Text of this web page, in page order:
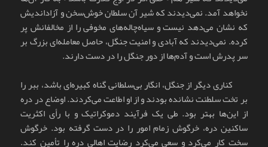
نخواهد آمد. نمی‌دیدند که شیر آن سلطان خوش‌سخن و آزاداندیش
که نشان می‌دهد نیست و سیاه‌چاله‌های مخوفی را از مخالفانش پر
کرده. نمی‌دیدند که آبادی و امنیت جنگل، حاصل معامله‌ای بزرگ بر
سر پدرش است و آدم‌ها از دور جنگل را در دست دارند.
کناری دیگر از جنگل، انگار بی‌سلطانی گناه کبیره‌ای باشد، ببر را
بر تخت سلطنت نشانده بودند و از او اطاعت می‌کردند. اوضاع در دره
از این‌ها بهتر بود. طی یک فرآیند دموکراتیک و با رأی اکثریت
ساکنین دره، خرگوش زمام امور را در دست گرفته بود. خرگوش
سخت کار می‌کرد و سعی می‌کرد رضایت اهالی دره را تأمین کند.